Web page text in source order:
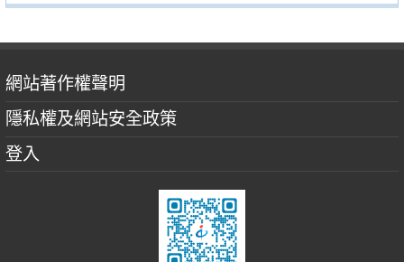
網站著作權聲明
隱私權及網站安全政策
登入